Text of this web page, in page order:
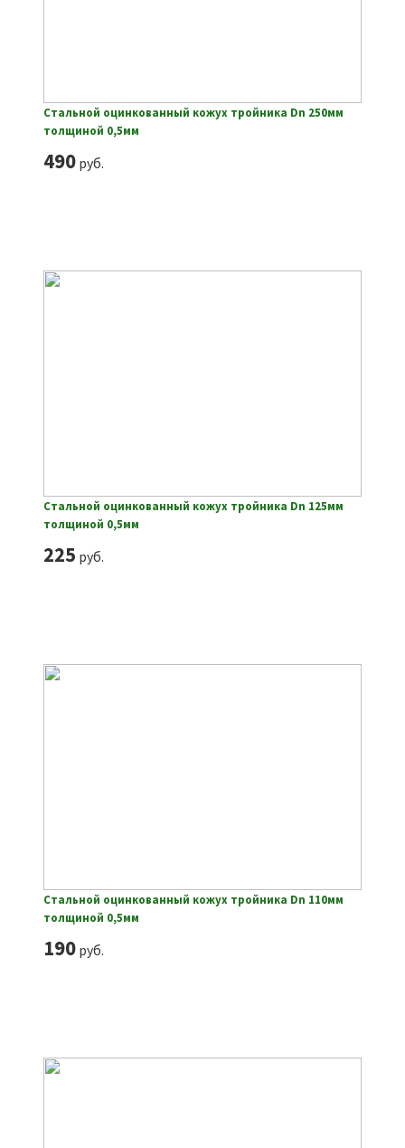
Стальной оцинкованный кожух тройника Dn 250мм
толщиной 0,5мм
490руб.
Стальной оцинкованный кожух тройника Dn 125мм
толщиной 0,5мм
225 руб.
Стальной оцинкованный кожух тройника Dn 110мм
толщиной 0,5мм
190руб.